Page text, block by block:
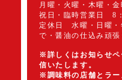
月曜・火曜・木曜・
祝日・臨時営業日 8
定休日 水曜・日曜・
で・醤油の仕込み頑張
※詳しくはお知らせペ
信いたします。
※調味料の店舗とラー